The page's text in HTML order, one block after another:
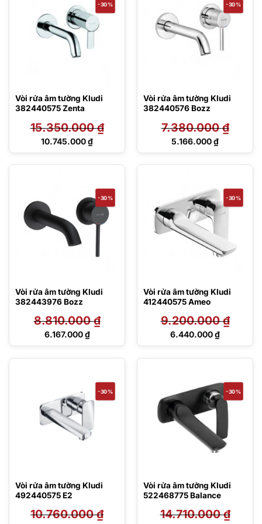
-30%
Vòi rửa âm tường Kludi
382440575 Zenta
15.350.000₫
Giá
15.350.000 ₫.
10.745.000₫
Giá
10.745.000 ₫.
-30%
Vòi rửa âm tường Kludi
382440576 Bozz
7.380.000₫
Giá
7.380.000 ₫.
5.166.000₫
Giá
5.166.000 ₫.
-30%
Vòi rửa âm tường Kludi
382443976 Bozz
8.810.000₫
Giá
8.810.000 ₫.
6.167.000₫
Giá
6.167.000 ₫.
-30%
Vòi rửa âm tường Kludi
412440575 Ameo
9.200.000₫
Giá
9.200.000 ₫.
6.440.000₫
Giá
6.440.000 ₫.
-30%
Vòi rửa âm tường Kludi
492440575 E2
10.760.000₫
-30%
Vòi rửa âm tường Kludi
522468775 Balance
14.710.000₫